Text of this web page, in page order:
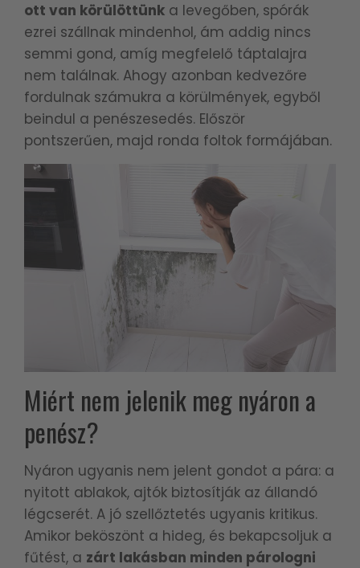
ott van körülöttünk a levegőben, spórák
ezrei szállnak mindenhol, ám addig nincs
semmi gond, amíg megfelelő táptalajra
nem találnak. Ahogy azonban kedvezőre
fordulnak számukra a körülmények, egyből
beindul a penészesedés. Először
pontszerűen, majd ronda foltok formájában.
Miért nem jelenik meg nyáron a
penész?
Nyáron ugyanis nem jelent gondot a pára: a
nyitott ablakok, ajtók biztosítják az állandó
légcserét. A jó szellőztetés ugyanis kritikus.
Amikor beköszönt a hideg, és bekapcsoljuk a
fűtést, a zárt lakásban minden párologni